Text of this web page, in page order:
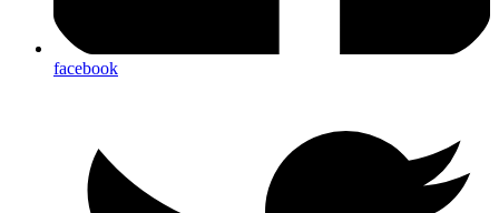
facebook